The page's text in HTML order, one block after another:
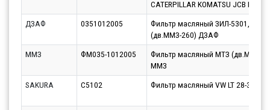
CATERPILLAR KOMATSU JCB PER
ДЗАФ
0351012005
Фильтр масляный ЗИЛ-5301,МАЗ-
(дв.ММЗ-260) ДЗАФ
ММЗ
ФМ035-1012005
Фильтр масляный МТЗ (дв.ММЗ-
ММЗ
SAKURA
C5102 Фильтр масляный VW LT 28-35 -80